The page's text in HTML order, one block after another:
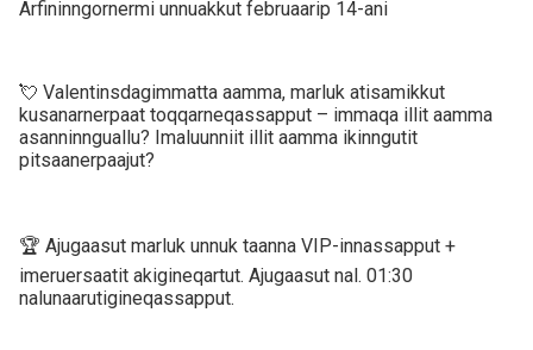
Arfininngornermi unnuakkut februaarip 14-ani
💘 Valentinsdagimmatta aamma, marluk atisamikkut
kusanarnerpaat toqqarneqassapput – immaqa illit aamma
asanninnguallu? Imaluunniit illit aamma ikinngutit
pitsaanerpaajut?
🏆 Ajugaasut marluk unnuk taanna VIP-innassapput +
imeruersaatit akigineqartut. Ajugaasut nal. 01:30
nalunaarutigineqassapput.